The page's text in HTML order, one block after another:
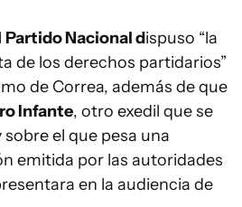
Partido Nacional dispuso “la
de los derechos partidarios”
de Correa, además de que
Infante, otro exedil que se
el que pesa una
emitida por las autoridades
en la audiencia de